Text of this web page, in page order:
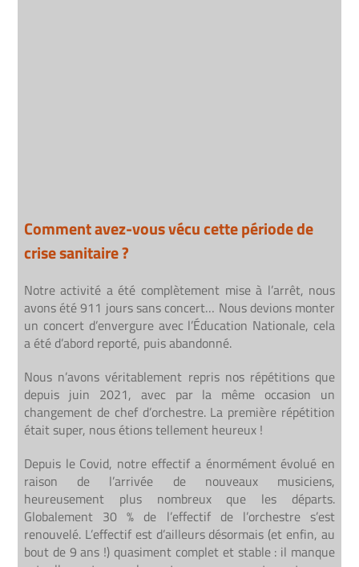
Comment avez-vous vécu cette période de
crise sanitaire ?
Notre activité a été complètement mise à l’arrêt, nous
avons été 911 jours sans concert… Nous devions monter
un concert d’envergure avec l’Éducation Nationale, cela
a été d’abord reporté, puis abandonné.
Nous n’avons véritablement repris nos répétitions que
depuis juin 2021, avec par la même occasion un
changement de chef d’orchestre. La première répétition
était super, nous étions tellement heureux !
Depuis le Covid, notre effectif a énormément évolué en
raison de l’arrivée de nouveaux musiciens,
heureusement plus nombreux que les départs.
Globalement 30 % de l’effectif de l’orchestre s’est
renouvelé. L’effectif est d’ailleurs désormais (et enfin, au
bout de 9 ans !) quasiment complet et stable : il manque